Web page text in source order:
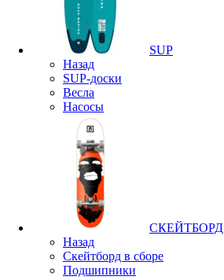
SUP
Назад
SUP-доски
Весла
Насосы
СКЕЙТБОРД
Назад
Скейтборд в сборе
Подшипники